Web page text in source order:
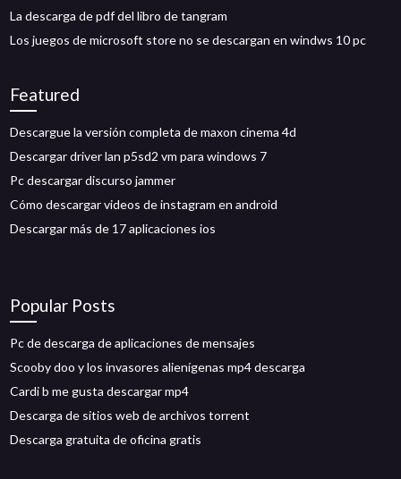
La descarga de pdf del libro de tangram
Los juegos de microsoft store no se descargan en windws 10 pc
Featured
Descargue la versión completa de maxon cinema 4d
Descargar driver lan p5sd2 vm para windows 7
Pc descargar discurso jammer
Cómo descargar videos de instagram en android
Descargar más de 17 aplicaciones ios
Popular Posts
Pc de descarga de aplicaciones de mensajes
Scooby doo y los invasores alienígenas mp4 descarga
Cardi b me gusta descargar mp4
Descarga de sitios web de archivos torrent
Descarga gratuita de oficina gratis